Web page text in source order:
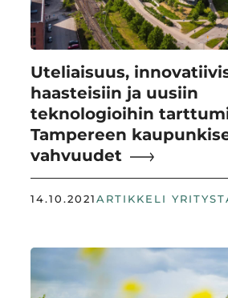
Uteliaisuus,
haasteisiin ja uusiin
teknologioihin
Tampereen
vahvuudet
14.10.2021ARTIKKELI